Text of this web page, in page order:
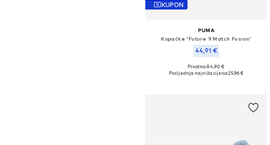
KUPON
PUMA
Kopačke 'Future 9 Match Fusion'
44,91 €
Dostupne veličine: 43, 44, 44,5, 45
Prvotno: 84,90 €
Posljednja najniža cijena:25,96 €